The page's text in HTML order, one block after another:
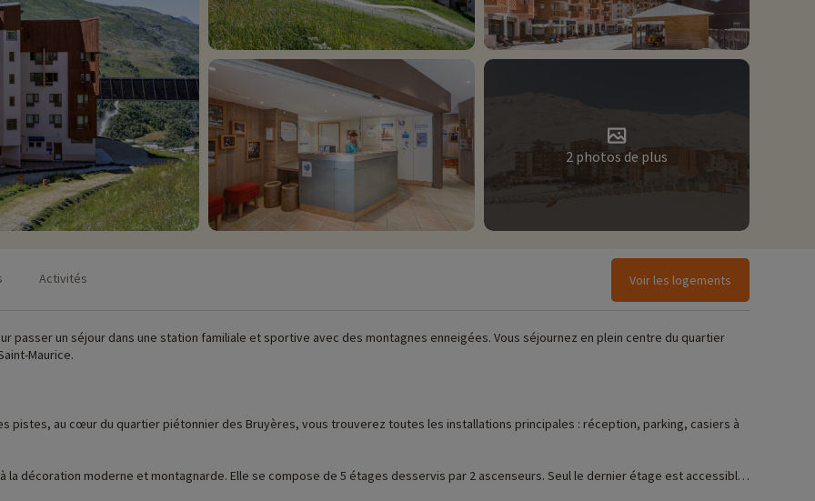
2 photos de plus
Activités Voir les logements
passer un séjour dans une station familiale et sportive avec des montagnes enneigées. Vous séjournez en plein centre du quartier
Maurice.
pistes, au cœur du quartier piétonnier des Bruyères, vous trouverez toutes les installations principales : réception, parking, casiers à
décoration moderne et montagnarde. Elle se compose de 5 étages desservis par 2 ascenseurs. Seul le dernier étage est accessible